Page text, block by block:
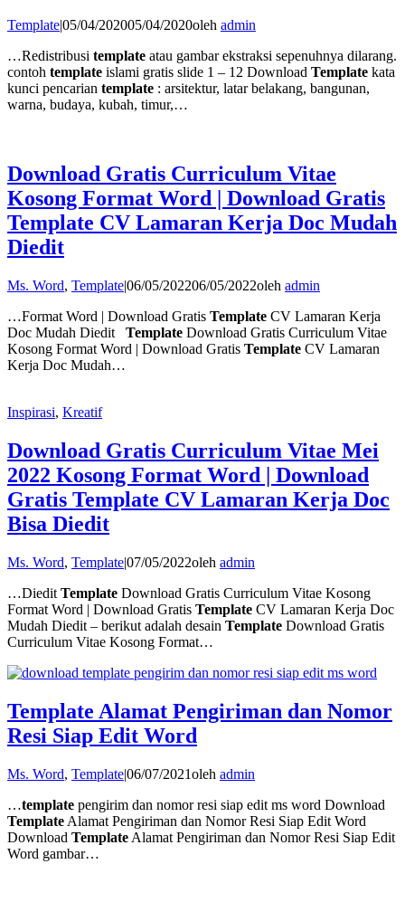
Template|05/04/202005/04/2020oleh admin
…Redistribusi template atau gambar ekstraksi sepenuhnya dilarang.
contoh template islami gratis slide 1 – 12 Download Template kata
kunci pencarian template : arsitektur, latar belakang, bangunan,
warna, budaya, kubah, timur,…
Download Gratis Curriculum Vitae
Kosong Format Word | Download Gratis
Template CV Lamaran Kerja Doc Mudah
Diedit
Ms. Word, Template|06/05/202206/05/2022oleh admin
…Format Word | Download Gratis Template CV Lamaran Kerja
Doc Mudah Diedit Template Download Gratis Curriculum Vitae
Kosong Format Word | Download Gratis Template CV Lamaran
Kerja Doc Mudah…
Inspirasi, Kreatif
Download Gratis Curriculum Vitae Mei
2022 Kosong Format Word | Download
Gratis Template CV Lamaran Kerja Doc
Bisa Diedit
Ms. Word, Template|07/05/2022oleh admin
…Diedit Template Download Gratis Curriculum Vitae Kosong
Format Word | Download Gratis Template CV Lamaran Kerja Doc
Mudah Diedit – berikut adalah desain Template Download Gratis
Curriculum Vitae Kosong Format…
Template Alamat Pengiriman dan Nomor
Resi Siap Edit Word
Ms. Word, Template|06/07/2021oleh admin
…template pengirim dan nomor resi siap edit ms word Download
Template Alamat Pengiriman dan Nomor Resi Siap Edit Word
Download Template Alamat Pengiriman dan Nomor Resi Siap Edit
Word gambar…